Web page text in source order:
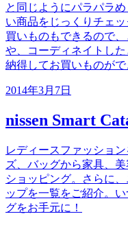
と同じようにパラパラ
い商品をじっくりチェ
買いものもできるので
や、コーディネイトし
納得してお買いものがで
2014年3月7日
nissen Smart
レディースファッショ
ズ、バッグから家具、
ショッピング。さらに
ップを一覧をご紹介。
グをお手元に！